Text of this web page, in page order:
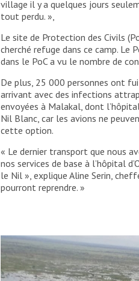
de sécurité.
village il y a quelques jours
tout perdu. »,
Le site de Protection des Civils
cherché refuge dans ce camp. Le
dans le PoC a vu le nombre de
De plus, 25 000 personnes ont
arrivant avec des infections
envoyées à Malakal, dont
Nil Blanc, car les avions ne
cette option.
« Le dernier transport que nous
nos services de base à l’hôpital
le Nil », explique Aline Serin,
pourront reprendre. »